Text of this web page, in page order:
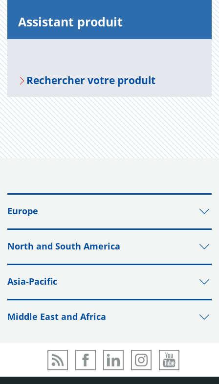
Assis­tant pro­duit
Recher­cher votre pro­duit
Europe
North and South America
Asia-Pacific
Middle East and Africa